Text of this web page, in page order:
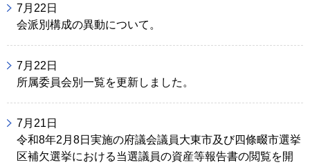
7月22日
会派別構成の異動について。
7月22日
所属委員会別一覧を更新しました。
7月21日
令和8年2月8日実施の府議会議員大東市及び四條畷市選挙
区補欠選挙における当選議員の資産等報告書の閲覧を開